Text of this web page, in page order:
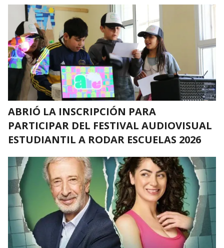
ABRIÓ LA INSCRIPCIÓN PARA
PARTICIPAR DEL FESTIVAL AUDIOVISUAL
ESTUDIANTIL A RODAR ESCUELAS 2026